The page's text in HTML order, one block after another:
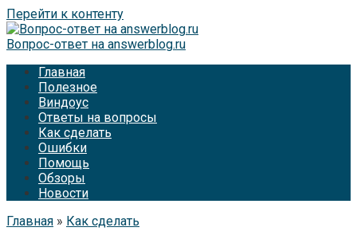
Перейти к контенту
Вопрос-ответ на answerblog.ru
Главная
Полезное
Виндоус
Ответы на вопросы
Как сделать
Ошибки
Помощь
Обзоры
Новости
Главная » Как сделать